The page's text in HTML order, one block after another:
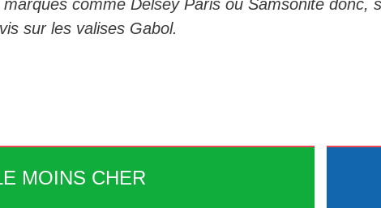
comme Delsey Paris ou Samsonite
sur les valises Gabol.
MOINS CHER